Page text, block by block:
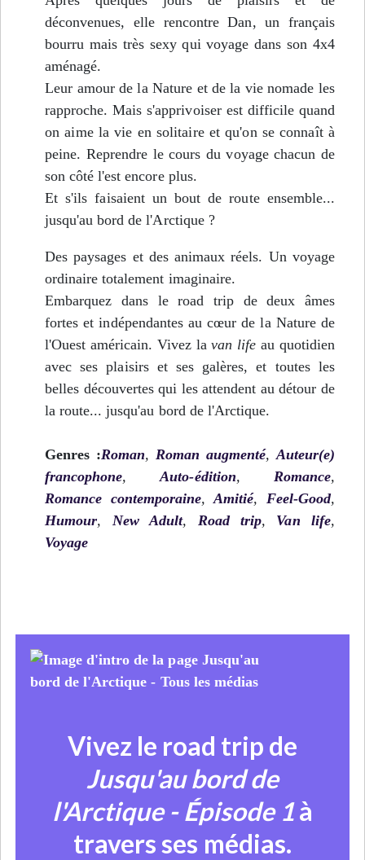
déconvenues, elle rencontre Dan, un français
bourru mais très sexy qui voyage dans son 4x4
aménagé.
Leur amour de la Nature et de la vie nomade les
rapproche. Mais s'apprivoiser est difficile quand
on aime la vie en solitaire et qu'on se connaît à
peine. Reprendre le cours du voyage chacun de
son côté l'est encore plus.
Et s'ils faisaient un bout de route ensemble...
jusqu'au bord de l'Arctique ?
Des paysages et des animaux réels. Un voyage
ordinaire totalement imaginaire.
Embarquez dans le road trip de deux âmes
fortes et indépendantes au cœur de la Nature de
l'Ouest américain. Vivez lavan life au quotidien
avec ses plaisirs et ses galères, et toutes les
belles découvertes qui les attendent au détour de
la route... jusqu'au bord de l'Arctique.
Genres :Roman, Roman augmenté, Auteur(e)
francophone,Auto-édition, Romance,
Romance contemporaine,Amitié, Feel-Good,
Humour, New Adult, Road trip, Van life,
Voyage
Vivez le road trip de
Jusqu'au bord de
l'Arctique - Épisode 1à
travers ses médias.